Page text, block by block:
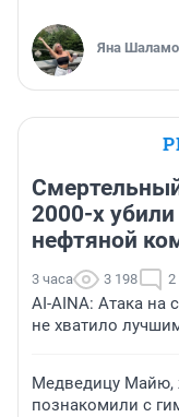
Яна
2000-х
нефтяной
3 часа 3 198 2
AI-AINA: Атака на
не хватило
Медведицу Майю,
познакомили с